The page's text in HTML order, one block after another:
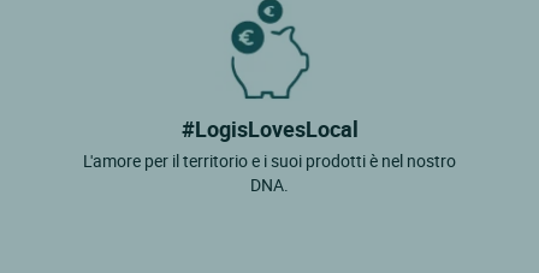
#LogisLovesLocal
L'amore per il territorio e i suoi prodotti è nel nostro
DNA.